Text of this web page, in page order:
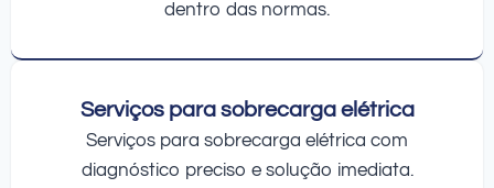
dentro das normas.
Serviços para sobrecarga elétrica
Serviços para sobrecarga elétrica com
diagnóstico preciso e solução imediata.